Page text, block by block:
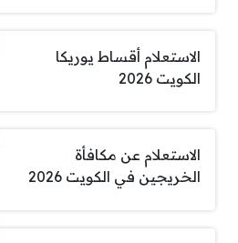
الاستعلام أقساط يوريكا
الكويت 2026
الاستعلام عن مكافأة
الخريجين في الكويت 2026